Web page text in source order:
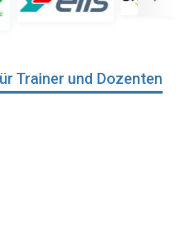
Trainer und Dozenten